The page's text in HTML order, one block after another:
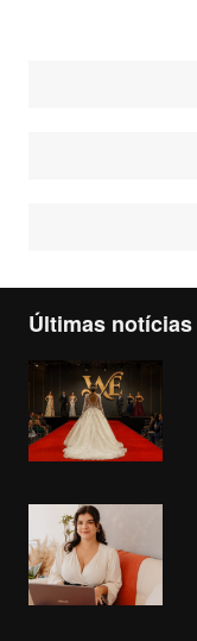
Últimas notícias